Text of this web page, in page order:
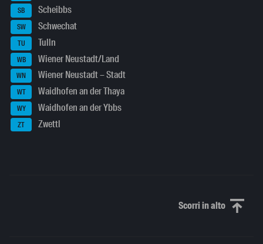
SB Scheibbs
SW Schwechat
TU Tulln
WB Wiener Neustadt/Land
WN Wiener Neustadt – Stadt
WT Waidhofen an der Thaya
WY Waidhofen an der Ybbs
ZT Zwettl
Scorri in altoScorri in alto